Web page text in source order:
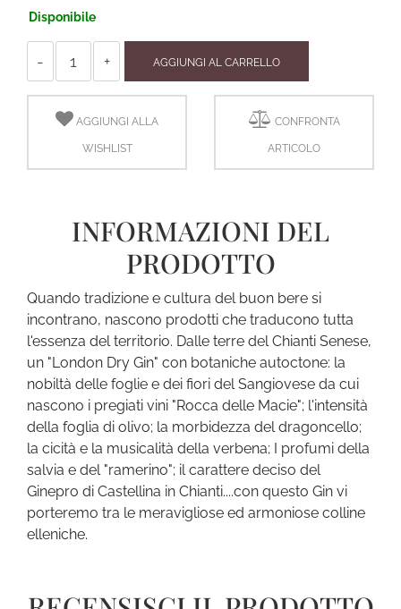
Disponibile
AGGIUNGI AL CARRELLO
AGGIUNGI ALLA
WISHLIST
CONFRONTA
ARTICOLO
INFORMAZIONI DEL
PRODOTTO
Quando tradizione e cultura del buon bere si
incontrano, nascono prodotti che traducono tutta
l'essenza del territorio. Dalle terre del Chianti Senese,
un "London Dry Gin" con botaniche autoctone: la
nobiltà delle foglie e dei fiori del Sangiovese da cui
nascono i pregiati vini "Rocca delle Macie"; l'intensità
della foglia di olivo; la morbidezza del dragoncello;
la cicità e la musicalità della verbena; I profumi della
salvia e del "ramerino"; il carattere deciso del
Ginepro di Castellina in Chianti....con questo Gin vi
porteremo tra le meravigliose ed armoniose colline
elleniche.